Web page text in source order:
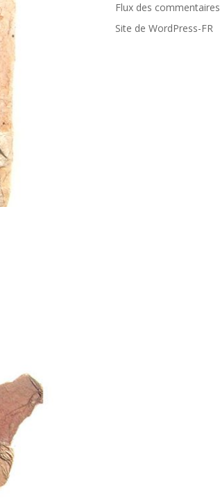
Flux des commentaires
Site de WordPress-FR